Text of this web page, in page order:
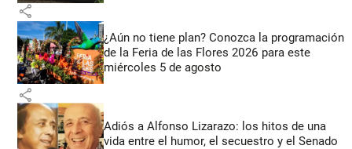
share
¿Aún no tiene plan? Conozca la programación
de la Feria de las Flores 2026 para este
miércoles 5 de agosto
share
Adiós a Alfonso Lizarazo: los hitos de una
vida entre el humor, el secuestro y el Senado